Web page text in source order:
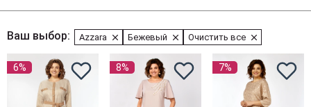
Ваш выбор: Azzara Бежевый Очистить все
6% 8% 7%